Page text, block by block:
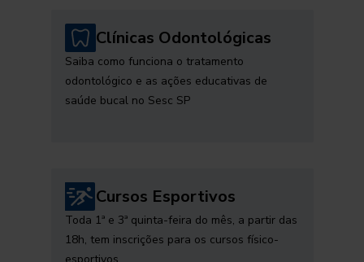
Clínicas Odontológicas
Saiba como funciona o tratamento
odontológico e as ações educativas de
saúde bucal no Sesc SP
Cursos Esportivos
Toda 1ª e 3ª quinta-feira do mês, a partir das
18h, tem inscrições para os cursos físico-